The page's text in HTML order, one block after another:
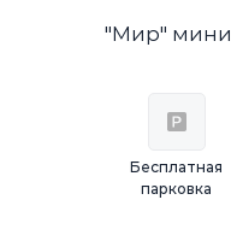
"Мир"
Бесплатная
парковка